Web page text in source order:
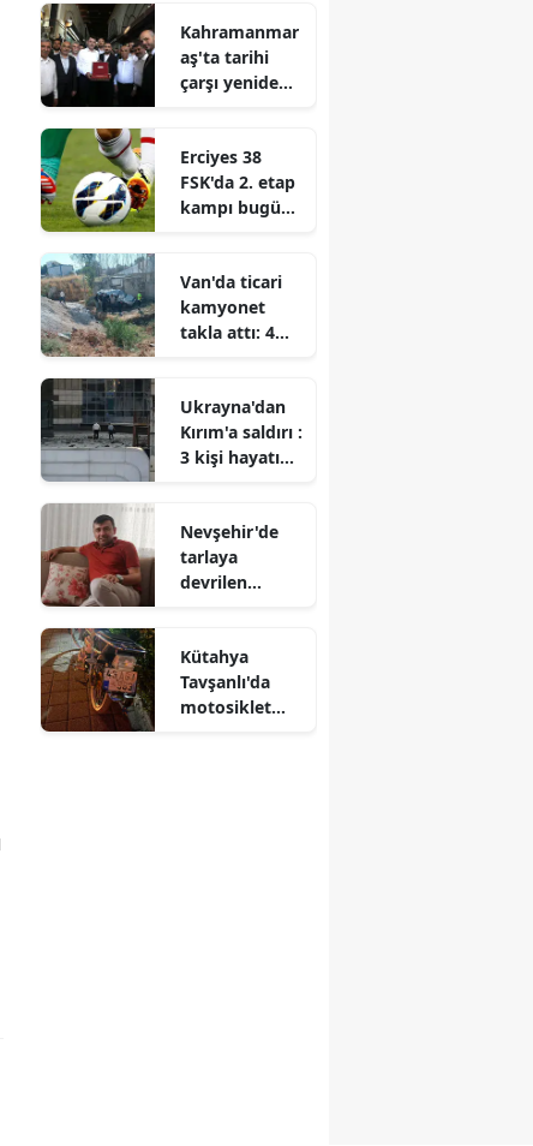
Kahramanmar
aş'ta tarihi
çarşı yeniden
Erciyes 38
FSK'da 2. etap
kampı bugün
Van'da ticari
kamyonet
takla attı: 4
Ukrayna'dan
Kırım'a saldırı :
3 kişi hayatını
Nevşehir'de
tarlaya
devrilen
Kütahya
Tavşanlı'da
motosiklet